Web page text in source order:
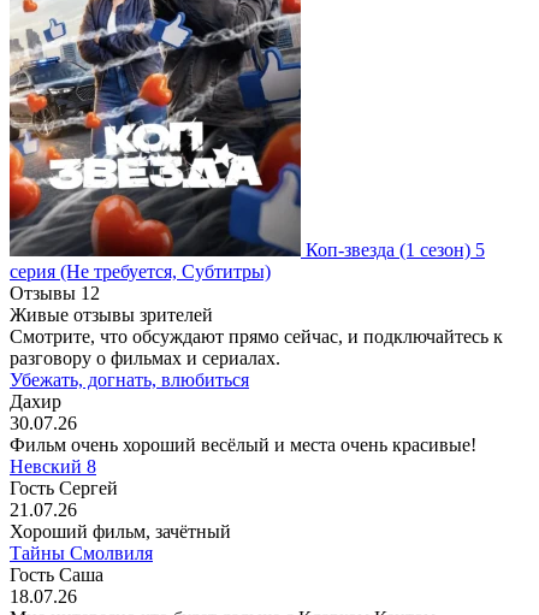
Коп-звезда (1 сезон) 5
серия (Не требуется, Субтитры)
Отзывы 12
Живые отзывы зрителей
Смотрите, что обсуждают прямо сейчас, и подключайтесь к
разговору о фильмах и сериалах.
Убежать, догнать, влюбиться
Дахир
30.07.26
Фильм очень хороший весёлый и места очень красивые!
Невский 8
Гость Сергей
21.07.26
Хороший фильм, зачётный
Тайны Смолвиля
Гость Саша
18.07.26